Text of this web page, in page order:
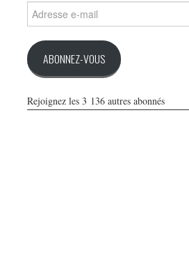
Adresse
e-
ABONNEZ-VOUS
Rejoignez les 3 136 autres abonnés